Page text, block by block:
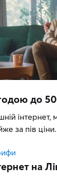
до
інтернет,
за пів ціни.
на